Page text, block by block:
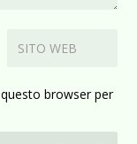
browser per